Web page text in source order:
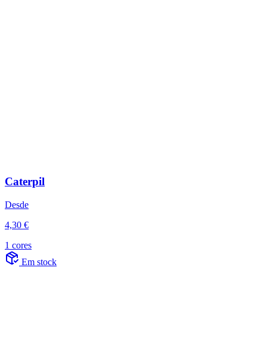
Caterpil
Desde
4,30 €
1 cores
Em stock